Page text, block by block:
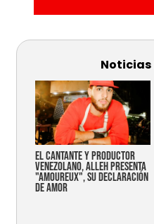
Noticias
EL CANTANTE Y PRODUCTOR
VENEZOLANO, ALLEH PRESENTA
"AMOUREUX", SU DECLARACIÓN
DE AMOR